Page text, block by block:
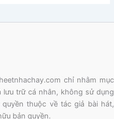
chỉ nhằm mục
trữ cá nhân, không sử dụng
thuộc về tác giả bài hát,
bản quyền.